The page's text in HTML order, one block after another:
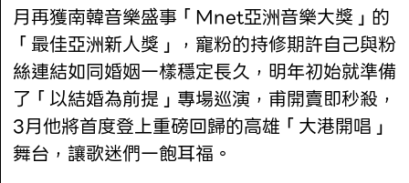
月再獲南韓音樂盛事「Mnet亞洲音樂大獎」的
「最佳亞洲新人獎」，寵粉的持修期許自己與粉
絲連結如同婚姻一樣穩定長久，明年初始就準備
了「以結婚為前提」專場巡演，甫開賣即秒殺，
3月他將首度登上重磅回歸的高雄「大港開唱」
舞台，讓歌迷們一飽耳福。